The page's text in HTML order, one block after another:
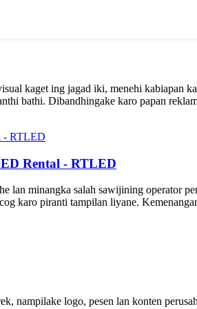
kaget ing jagad iki, menehi kabiapan
bathi. Dibandhingake karo papan
Rental - RTLED
lan minangka salah sawijining operator
karo piranti tampilan liyane.
nampilake logo, pesen lan konten